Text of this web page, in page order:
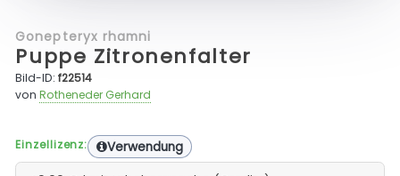
Gonepteryx rhamni
Puppe Zitronenfalter
Bild-ID:f22514
vonRotheneder Gerhard
Einzellizenz: Verwendung